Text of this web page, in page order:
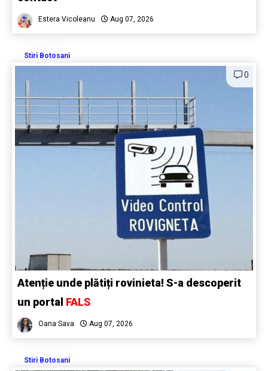
Estera Vicoleanu Aug 07, 2026
Stiri Botosani
0
Atenție unde plătiți rovinieta! S-a descoperit
un portal FALS
Oana Sava Aug 07, 2026
Stiri Botosani